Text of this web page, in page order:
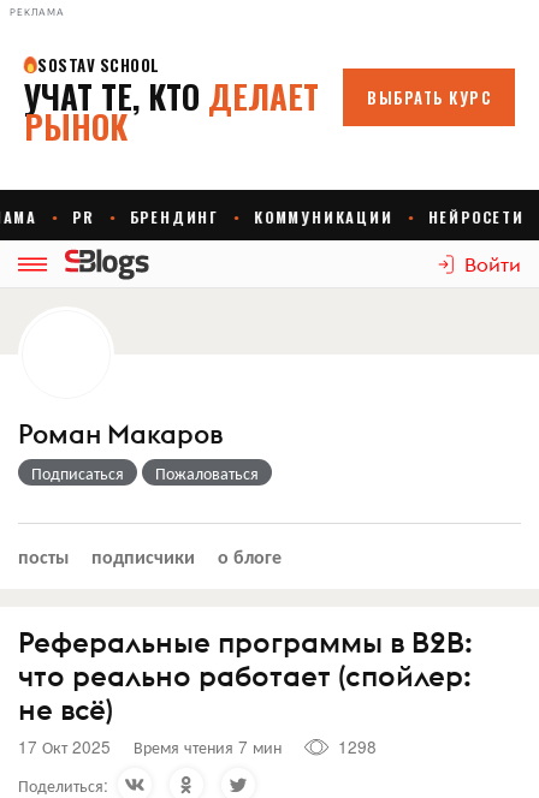
РЕКЛАМА
Войти
Роман Макаров
Подписаться Пожаловаться
посты подписчики о блоге
Реферальные программы в B2B:
что реально работает (спойлер:
не всё)
17 Окт 2025 Время чтения 7 мин
1298
Поделиться: